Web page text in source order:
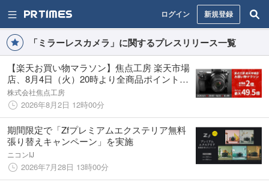
ログイン 新規登録
「ミラーレスカメラ」に関するプレスリリース一覧
【楽天お買い物マラソン】焦点工房 楽天市場
店、8月4日（火）20時より全商品ポイント2
倍キャンペーンを開催！
株式会社焦点工房
2026年8月2日 12時00分
期間限定で「Zfプレミアムエクステリア無料
張り替えキャンペーン」を実施
ニコンIJ
2026年7月28日 13時00分